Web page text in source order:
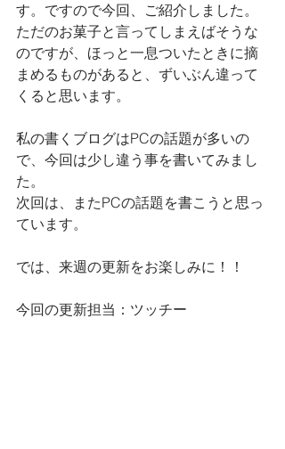
す。ですので今回、ご紹介しました。
ただのお菓子と言ってしまえばそうな
のですが、ほっと一息ついたときに摘
まめるものがあると、ずいぶん違って
くると思います。
私の書くブログはPCの話題が多いの
で、今回は少し違う事を書いてみまし
た。
次回は、またPCの話題を書こうと思っ
ています。
では、来週の更新をお楽しみに！！
今回の更新担当：ツッチー